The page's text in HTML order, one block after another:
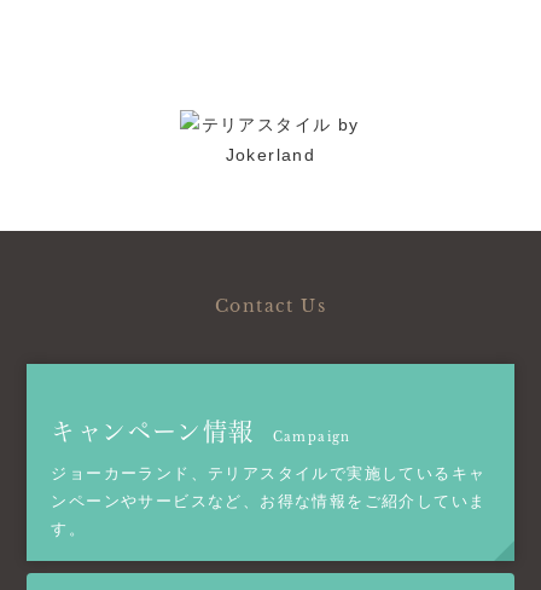
Contact Us
キャンペーン情報 Campaign
ジョーカーランド、テリアスタイルで実施しているキャ
ンペーンやサービスなど、お得な情報をご紹介していま
す。